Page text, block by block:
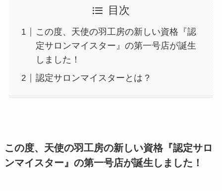
目次
この度、天使の羽工房の新しい資格『認
定サロンマイスター』の第一号店が誕生
しました！
認定サロンマイスターとは？
この度、天使の羽工房の新しい資格『認定サロ
ンマイスター』の第一号店が誕生しました！